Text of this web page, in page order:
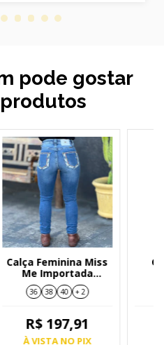
pode gostar
Calça Feminina Miss
Me Importada
M36395S
36 38 40 + 2
R$ 197,91
À VISTA NO PIX